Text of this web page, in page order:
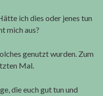
ich dies oder jenes tun
mich aus?
genutzt wurden. Zum
Mal.
die euch gut tun und